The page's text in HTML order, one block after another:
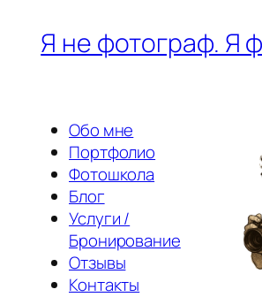
ПерейтиЯ не фотограф. Я
Обо мне
Портфолио
Фотошкола
Блог
Услуги /
Бронирование
Отзывы
Контакты